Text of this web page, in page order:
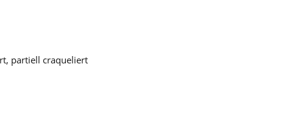
partiell craqueliert